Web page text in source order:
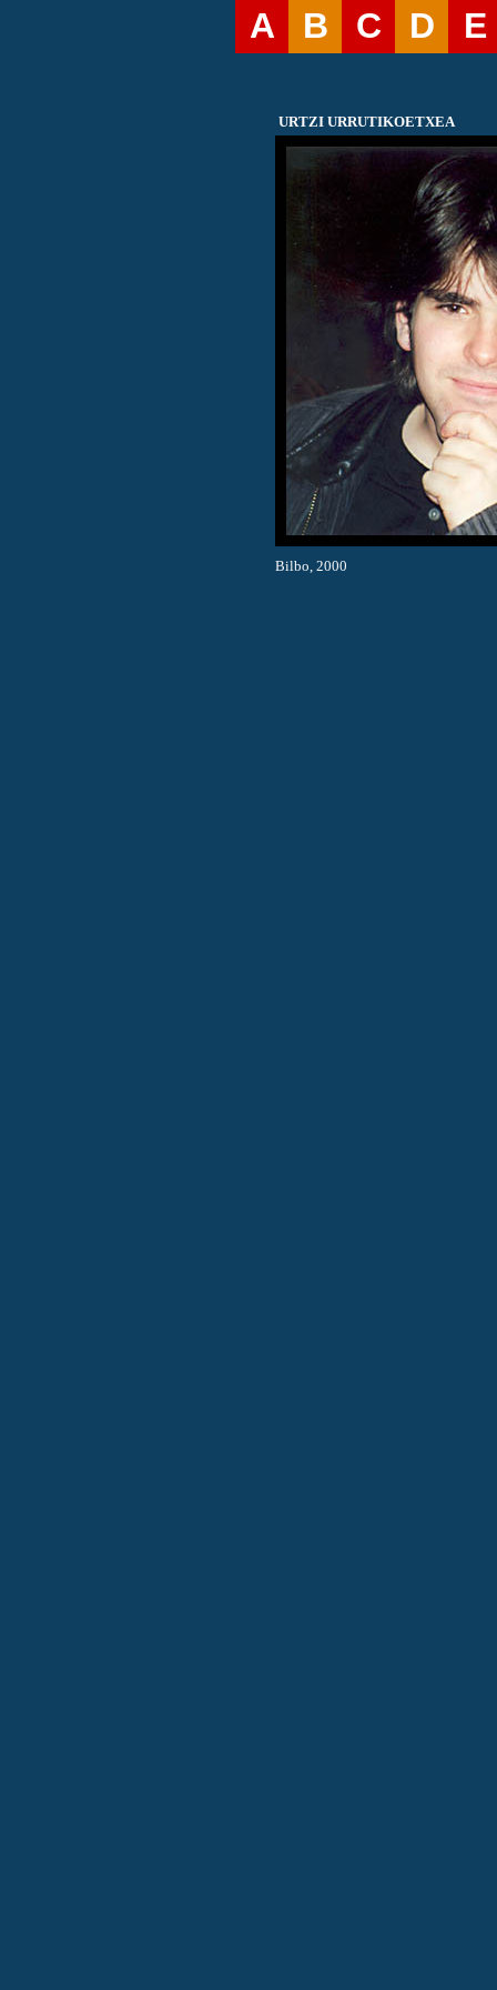
A B C D E
URTZI URRUTIKOETXEA
Bilbo, 2000